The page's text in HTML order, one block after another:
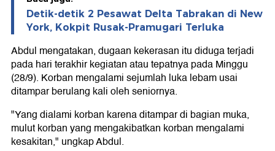
Detik-detik 2 Pesawat Delta Tabrakan di New
York, Kokpit Rusak-Pramugari Terluka
Abdul mengatakan, dugaan kekerasan itu diduga terjadi
pada hari terakhir kegiatan atau tepatnya pada Minggu
(28/9). Korban mengalami sejumlah luka lebam usai
ditampar berulang kali oleh seniornya.
"Yang dialami korban karena ditampar di bagian muka,
mulut korban yang mengakibatkan korban mengalami
kesakitan," ungkap Abdul.